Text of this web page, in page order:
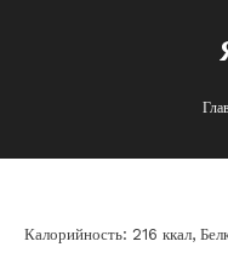
Калорийность: 216 ккал,